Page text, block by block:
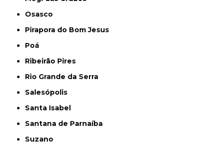
Osasco
Pirapora do Bom Jesus
Poá
Ribeirão Pires
Rio Grande da Serra
Salesópolis
Santa Isabel
Santana de Parnaíba
Suzano